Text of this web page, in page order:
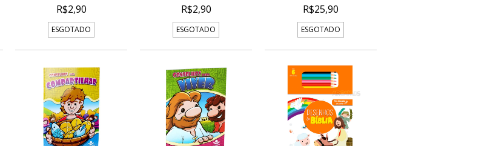
R$2,90
ESGOTADO
R$2,90
ESGOTADO
R$25,90
ESGOTADO